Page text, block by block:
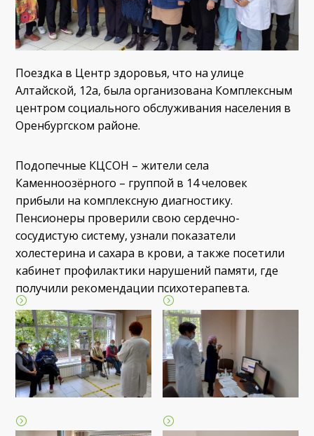
Поездка в Центр здоровья, что на улице
Алтайской, 12а, была организована Комплексным
центром социального обслуживания населения в
Оренбургском районе.
Подопечные КЦСОН – жители села
Каменноозёрного – группой в 14 человек
прибыли на комплексную диагностику.
Пенсионеры проверили свою сердечно-
сосудистую систему, узнали показатели
холестерина и сахара в крови, а также посетили
кабинет профилактики нарушений памяти, где
получили рекомендации психотерапевта.